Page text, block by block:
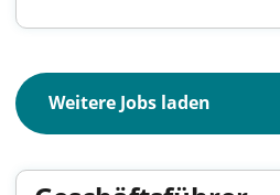
Weitere Jobs laden